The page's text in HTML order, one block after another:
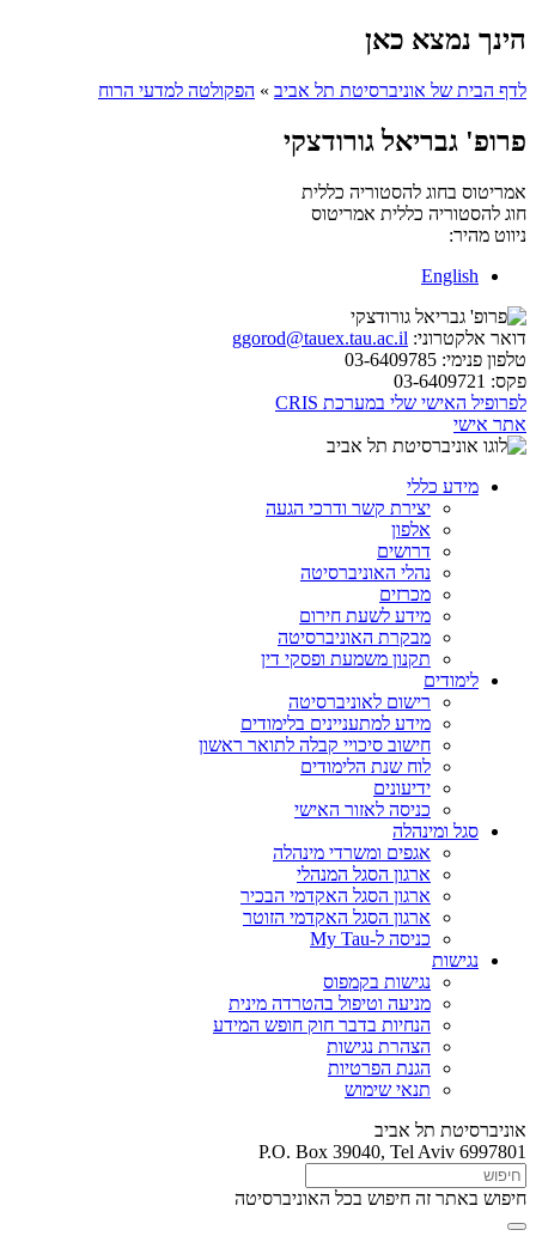
הינך נמצא כאן
לדף הבית של אוניברסיטת תל אביב » הפקולטה למדעי הרוח
פרופ' גבריאל גורודצקי
אמריטוס בחוג להסטוריה כללית
חוג להסטוריה כללית אמריטוס
ניווט מהיר:
English
דואר אלקטרוני: ggorod@tauex.tau.ac.il
טלפון פנימי:
פקס:
לפרופיל האישי שלי במערכת CRIS
אתר אישי
מידע כללי
יצירת קשר ודרכי הגעה
אלפון
דרושים
נהלי האוניברסיטה
מכרזים
מידע לשעת חירום
מבקרת האוניברסיטה
תקנון משמעת ופסקי דין
לימודים
רישום לאוניברסיטה
מידע למתעניינים בלימודים
חישוב סיכויי קבלה לתואר ראשון
לוח שנת הלימודים
ידיעונים
כניסה לאזור האישי
סגל ומינהלה
אגפים ומשרדי מינהלה
ארגון הסגל המנהלי
ארגון הסגל האקדמי הבכיר
ארגון הסגל האקדמי הזוטר
כניסה ל-My Tau
נגישות
נגישות בקמפוס
מניעה וטיפול בהטרדה מינית
הנחיות בדבר חוק חופש המידע
הצהרת נגישות
הגנת הפרטיות
תנאי שימוש
אוניברסיטת תל אביב
P.O. Box 39040, Tel Aviv 6997801
חיפוש באתר זה חיפוש בכל האוניברסיטה